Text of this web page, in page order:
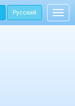
Русский